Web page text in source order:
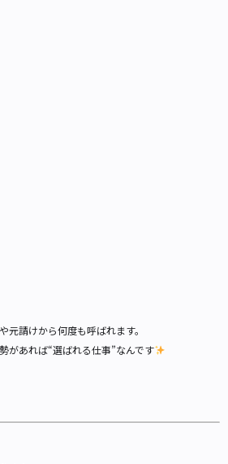
元請けから何度も呼ばれます。
があれば“選ばれる仕事”なんです